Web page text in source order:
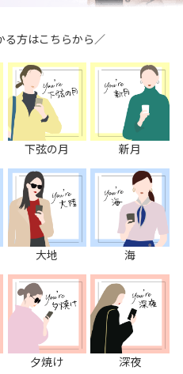
る方はこちらから／
下弦の月 新月
大地 海
夕焼け 深夜